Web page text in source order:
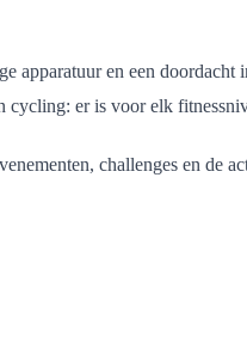
en een
er is voor elk
challenges en de